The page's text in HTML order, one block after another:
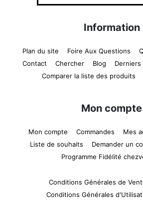
Information
Plan du site Foire Aux Questions
Contact
Chercher Blog
Comparer la liste des produits
Mon compte
Mon compte Commandes Mes
Liste de souhaits
Demander un
Programme Fidélité
Conditions Générales de
Conditions Générales